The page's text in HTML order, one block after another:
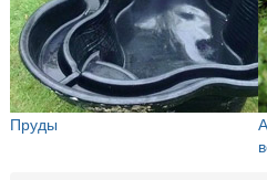
Пруды